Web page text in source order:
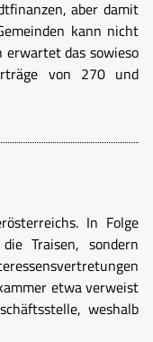
aber damit
kann nicht
erwartet das sowieso
von 270 und
In Folge
Traisen, sondern
etwa verweist
weshalb